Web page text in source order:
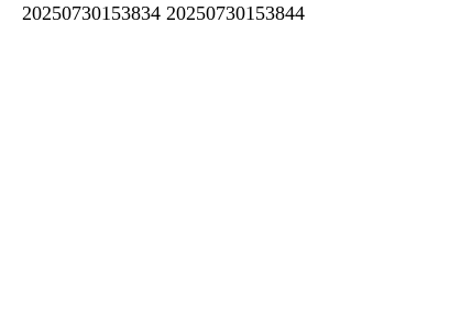
20250730153834 20250730153844